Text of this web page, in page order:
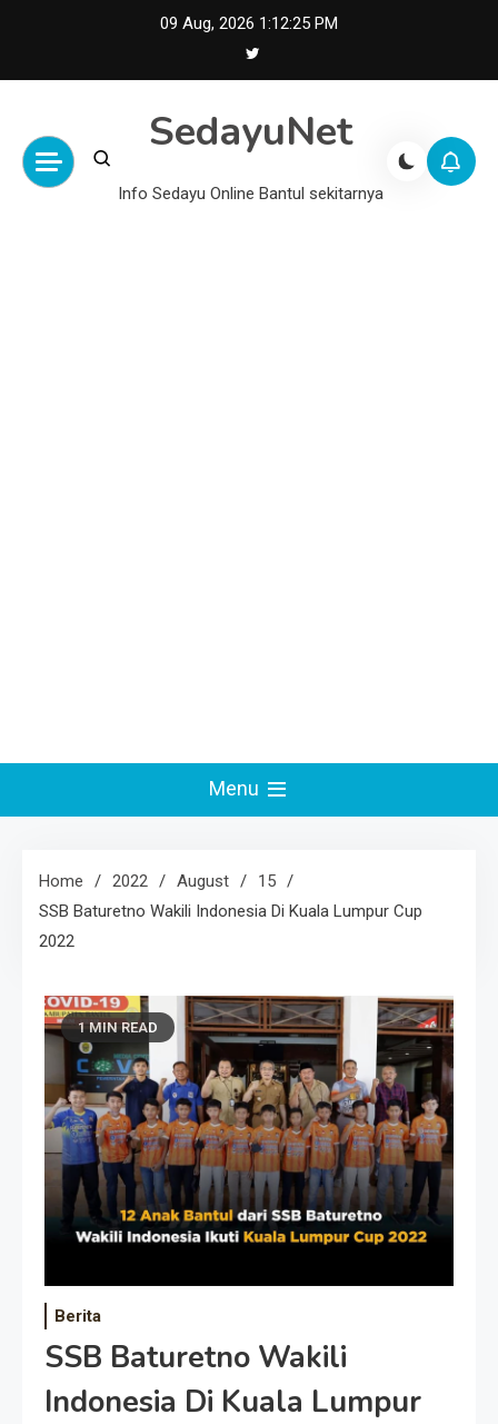
09 Aug, 2026 1:12:26 PM
SedayuNet
Info Sedayu Online Bantul sekitarnya
Menu
Home 2022 August
15
SSB Baturetno Wakili Indonesia Di Kuala Lumpur Cup
2022
1 MIN READ
Berita
SSB Baturetno Wakili
Indonesia Di Kuala Lumpur